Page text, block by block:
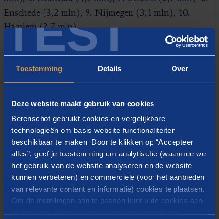
TEST
Toestemming Details Over
Deze website maakt gebruik van cookies
Berenschot gebruikt cookies en vergelijkbare
technologieën om basis website functionaliteiten
beschikbaar te maken. Door te klikken op “Accepteer
alles”, geef je toestemming om analytische (waarmee we
het gebruik van de website analyseren en de website
kunnen verbeteren) en commerciële (voor het aanbieden
van relevante content en informatie) cookies te plaatsen.
Om de instellingen aan te passen kunt u de cookies aan-
Enschede (3,2 mln), 9. Nijmegen (3,1 mln), 10.
Haarlem (2,7 mln).
Uit deze cijfers blijkt dat
mln op achteruit gaat. Maar, dat
is een deel van het verhaal.
Feitelijk gaat Eindhoven er 4,2
mln op achteruit door de
herverdeling en krijgt
Eindhoven er 2,5 mln bij door het
hogere macrobudget. Per saldo